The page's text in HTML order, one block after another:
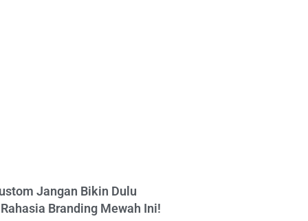
Jangan Bikin Dulu
Branding Mewah Ini!